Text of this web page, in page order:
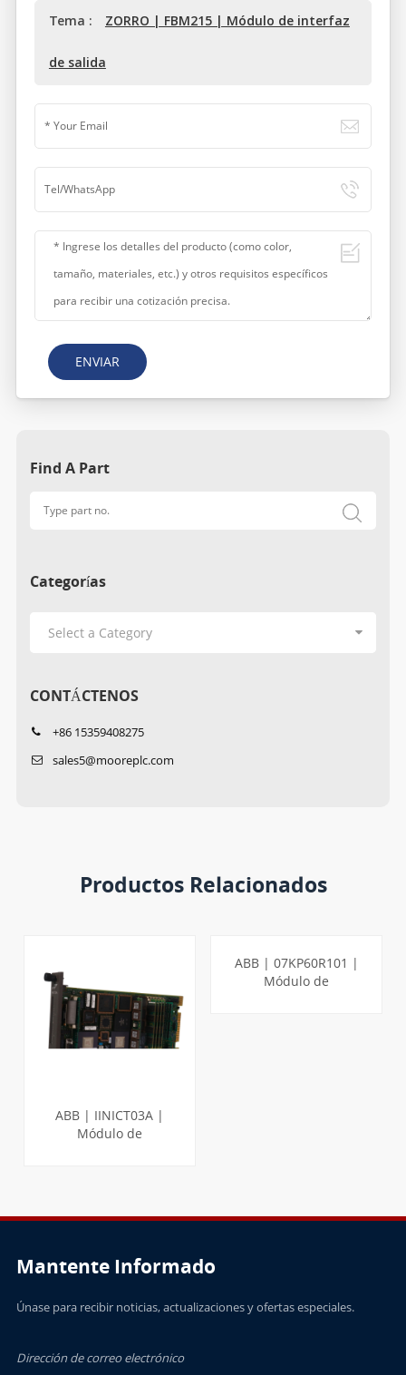
Tema : ZORRO | FBM215 | Módulo de interfaz
de salida
ENVIAR
Find A Part
Categorías
CONTÁCTENOS
+86 15359408275
sales5@mooreplc.com
Productos Relacionados
ABB | IINICT03A |
Módulo de
ABB | 07KP60R101 |
Módulo de
Mantente Informado
Únase para recibir noticias, actualizaciones y ofertas especiales.